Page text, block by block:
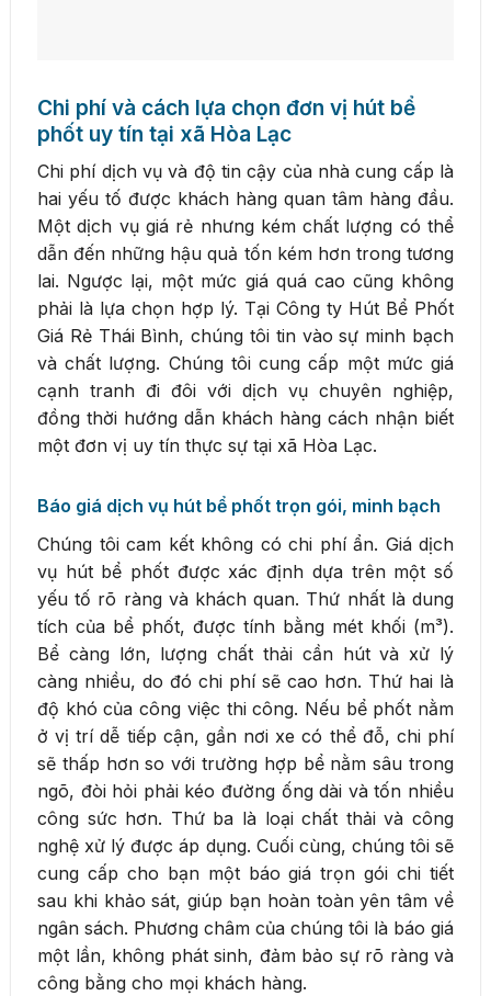
Chi phí và cách lựa chọn đơn vị hút bể
phốt uy tín tại xã Hòa Lạc
Chi phí dịch vụ và độ tin cậy của nhà cung cấp là
hai yếu tố được khách hàng quan tâm hàng đầu.
Một dịch vụ giá rẻ nhưng kém chất lượng có thể
dẫn đến những hậu quả tốn kém hơn trong tương
lai. Ngược lại, một mức giá quá cao cũng không
phải là lựa chọn hợp lý. Tại Công ty Hút Bể Phốt
Giá Rẻ Thái Bình, chúng tôi tin vào sự minh bạch
và chất lượng. Chúng tôi cung cấp một mức giá
cạnh tranh đi đôi với dịch vụ chuyên nghiệp,
đồng thời hướng dẫn khách hàng cách nhận biết
một đơn vị uy tín thực sự tại xã Hòa Lạc.
Báo giá dịch vụ hút bể phốt trọn gói, minh bạch
Chúng tôi cam kết không có chi phí ẩn. Giá dịch
vụ hút bể phốt được xác định dựa trên một số
yếu tố rõ ràng và khách quan. Thứ nhất là dung
tích của bể phốt, được tính bằng mét khối (m³).
Bể càng lớn, lượng chất thải cần hút và xử lý
càng nhiều, do đó chi phí sẽ cao hơn. Thứ hai là
độ khó của công việc thi công. Nếu bể phốt nằm
ở vị trí dễ tiếp cận, gần nơi xe có thể đỗ, chi phí
sẽ thấp hơn so với trường hợp bể nằm sâu trong
ngõ, đòi hỏi phải kéo đường ống dài và tốn nhiều
công sức hơn. Thứ ba là loại chất thải và công
nghệ xử lý được áp dụng. Cuối cùng, chúng tôi sẽ
cung cấp cho bạn một báo giá trọn gói chi tiết
sau khi khảo sát, giúp bạn hoàn toàn yên tâm về
ngân sách. Phương châm của chúng tôi là báo giá
một lần, không phát sinh, đảm bảo sự rõ ràng và
công bằng cho mọi khách hàng.